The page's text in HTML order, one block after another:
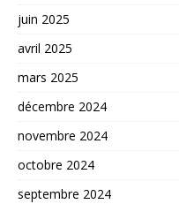
juin 2025
avril 2025
mars 2025
décembre 2024
novembre 2024
octobre 2024
septembre 2024